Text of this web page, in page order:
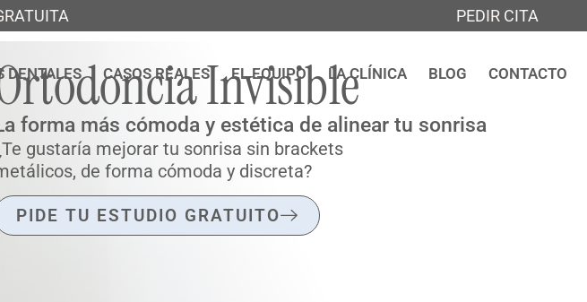
PEDIR CITA
DENTALES CASOS REALES EL EQUIPO LA CLÍNICA BLOG CONTACTO
Invisible
forma más cómoda y estética de alinear tu sonrisa
gustaría mejorar tu sonrisa sin brackets
de forma cómoda y discreta?
PIDE TU ESTUDIO GRATUITO